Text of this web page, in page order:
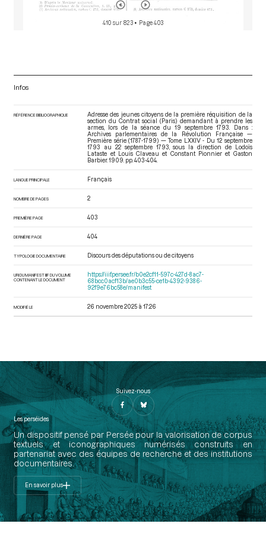
410 sur 823 • Page 403
Infos
RÉFÉRENCE BIBLIOGRAPHIQUE
Adresse des jeunes citoyens de la première réquisition de la
section du Contrat social (Paris) demandant à prendre les
armes, lors de la séance du 19 septembre 1793. Dans :
Archives parlementaires de la Révolution Française —
Première série (1787-1799) — Tome LXXIV - Du 12 septembre
1793 au 22 septembre 1793 , sous la direction de Lodoïs
Lataste et Louis Claveau et Constant Pionnier et Gaston
Barbier. 1909. pp. 403-404.
LANGUE PRINCIPALE Français
NOMBRE DE PAGES 2
PREMIÈRE PAGE 403
DERNIÈRE PAGE 404
TYPOLOGIE DOCUMENTAIRE Discours des députations ou de citoyens
URI DU MANIFEST IIIF DU VOLUME
CONTENANT LE DOCUMENT
https://iiif.persee.fr/b0e2cf11-597c-427d-8ac7-
68bcc0acf13b/ae0b3c55-ce1b-4392-9386-
92f9e76bc58e/manifest
MODIFIÉ LE 26 novembre 2025 à 17:26
Suivez-nous
Les perséides
Un dispositif pensé par Persée pour la valorisation de corpus
textuels et iconographiques numérisés construits en
partenariat avec des équipes de recherche et des institutions
documentaires.
En savoir plus